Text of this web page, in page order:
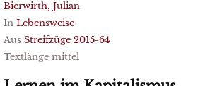
Bierwirth, Julian
In Lebensweise
Aus Streifzüge 2015-64
Textlänge mittel